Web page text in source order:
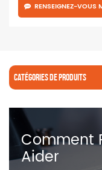
RENSEIGNEZ-VOUS
CATÉGORIES DE PRODUITS
Comment
Aider